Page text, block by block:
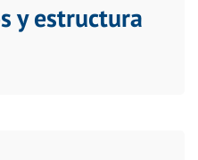
y estructura